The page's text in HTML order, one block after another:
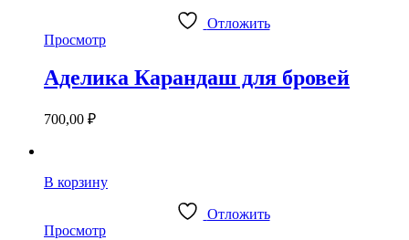
Отложить
Просмотр
Аделика Карандаш для бровей
700,00 ₽
В корзину
Отложить
Просмотр